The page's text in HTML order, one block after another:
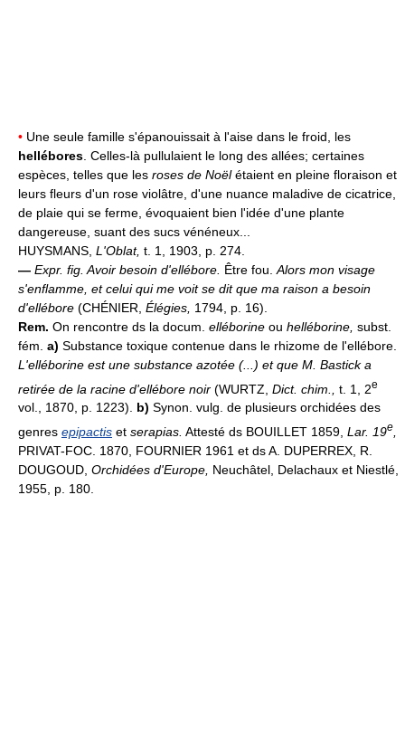
• Une seule famille s'épanouissait à l'aise dans le froid, les
hellébores . Celles-là pullulaient le long des allées; certaines
espèces, telles que les roses de Noëlétaient en pleine floraison et
leurs fleurs d'un rose violâtre, d'une nuance maladive de cicatrice,
de plaie qui se ferme, évoquaient bien l'idée d'une plante
dangereuse, suant des sucs vénéneux...
HUYSMANS, L'Oblat, t. 1, 1903, p. 274.
— Expr. fig. Avoir besoin d'ellébore. Être fou. Alors mon visage
s'enflamme, et celui qui me voit se dit que ma raison a besoin
d'ellébore (CHÉNIER, Élégies, 1794, p. 16).
Rem. On rencontre ds la docum. elléborine ou helléborine, subst.
fém. a) Substance toxique contenue dans le rhizome de l'ellébore.
L'elléborine est une substance azotée (...) et que M. Bastick a
retirée de la racine d'ellébore noir (WURTZ, Dict. chim., t. 1, 2e
vol., 1870, p. 1223). b) Synon. vulg. de plusieurs orchidées des
genres epipactis et serapias. Attesté ds BOUILLET 1859, Lar. 19e
PRIVAT-FOC. 1870, FOURNIER 1961 et ds A. DUPERREX, R.
DOUGOUD, Orchidées d'Europe, Neuchâtel, Delachaux et Niestlé,
1955, p. 180.